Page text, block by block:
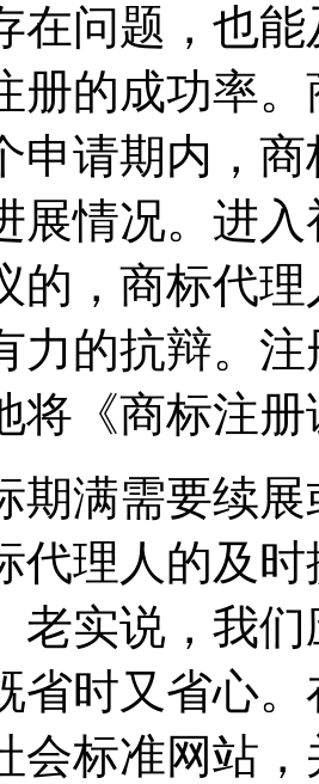
在问题，也
册的成功率
申请期内，
展情况。进
的，商标代
力的抗辩。
将《商标注
期满需要续
代理人的及
老实说，我
省时又省心
会标准网站